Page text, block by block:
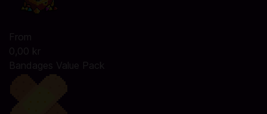
From
0,00 kr
Bandages Value Pack